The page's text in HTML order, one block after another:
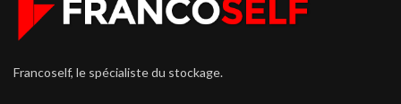
Francoself, le spécialiste du stockage.